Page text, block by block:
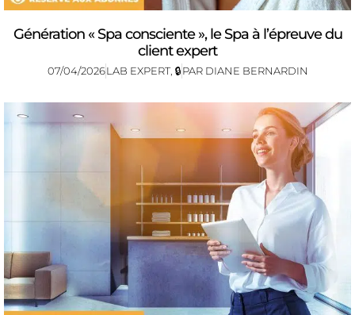
Génération « Spa consciente », le Spa à l’épreuve du
client expert
07/04/2026LAB EXPERT, 🔒PAR DIANE BERNARDIN